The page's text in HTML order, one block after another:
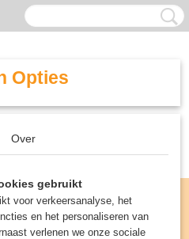
Opties
Over
gebruikt
voor verkeersanalyse, het
en het personaliseren van
verlenen we onze sociale